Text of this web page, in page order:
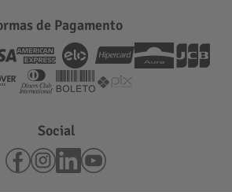
de Pagamento
Social